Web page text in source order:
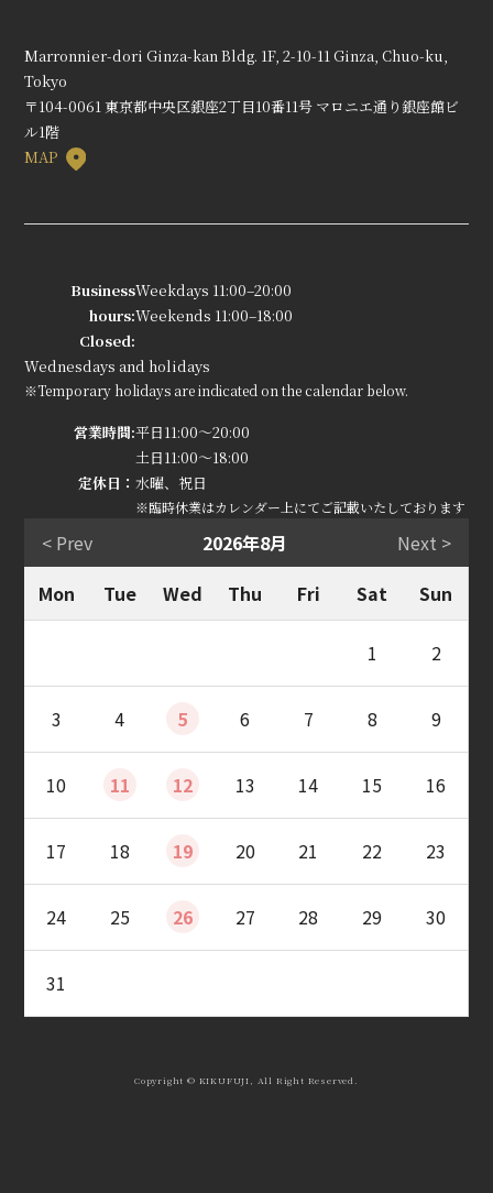
Marronnier-dori Ginza-kan Bldg. 1F, 2-10-11 Ginza, Chuo-ku,
Tokyo
〒104-0061 東京都中央区銀座2丁目10番11号 マロニエ通り銀座館ビ
ル1階
MAP
Business
hours:
Weekdays 11:00–20:00
Weekends 11:00–18:00
Closed:
Wednesdays and holidays
※Temporary holidays are indicated on the calendar below.
営業時間:平日11:00～20:00
土日11:00～18:00
定休日：水曜、祝日
※臨時休業はカレンダー上にてご記載いたしております
< Prev 2026年8月
Next >
Mon
Tue Wed Thu Fri Sat Sun
1 2
3 4 5 6 7 8 9
10 11 12 13 14 15 16
17 18 19 20 21 22 23
24 25 26 27 28 29 30
31
Copyright © KIKUFUJI, All Right Reserved.